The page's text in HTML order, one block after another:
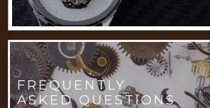
FREQUENTLY
ASKED QUESTIONS